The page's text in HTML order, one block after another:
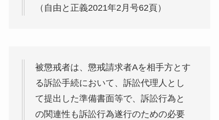
（自由と正義2021年2月号62頁）
被懲戒者は、懲戒請求者Aを相手方とす
る訴訟手続において、訴訟代理人とし
て提出した準備書面等で、訴訟行為と
の関連性も訴訟行為遂行のための必要